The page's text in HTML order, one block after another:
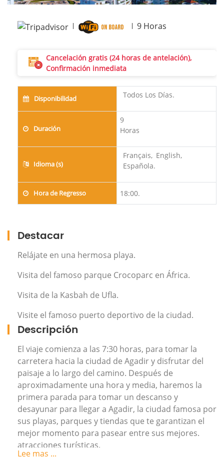
9 Horas
Cancelación gratis (24 horas de antelación),
Confirmación inmediata
Disponibilidad Todos Los Días.
Duración
9
Horas
Idioma (s)
Français, English,
Española.
Hora de Regresso 18:00.
Destacar
Relájate en una hermosa playa.
Visita del famoso parque Crocoparc en África.
Visita de la Kasbah de Ufla.
Visite el famoso puerto deportivo de la ciudad.
Descripción
El viaje comienza a las 7:30 horas, para tomar la
carretera hacia la ciudad de Agadir y disfrutar del
paisaje a lo largo del camino. Después de
aproximadamente una hora y media, haremos la
primera parada para tomar un descanso y
desayunar para llegar a Agadir, la ciudad famosa por
sus playas, parques y tiendas que te garantizan el
mejor momento para pasear entre sus mejores.
atracciones turísticas.
Lee mas ...